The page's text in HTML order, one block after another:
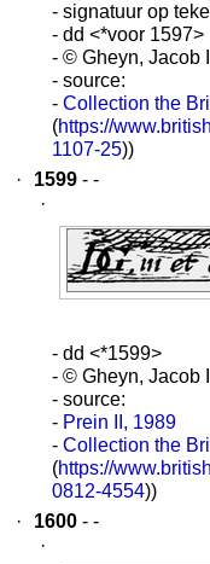
- signatuur op
- dd <*voor 1597>
- © Gheyn, Jacob
- source:
- Collection the
(https://
1107-25))
·
1599 - -
·
- dd <*1599>
- © Gheyn, Jacob
- source:
- Prein II, 1989
- Collection the
(https://
0812-4554))
·
1600 - -
·